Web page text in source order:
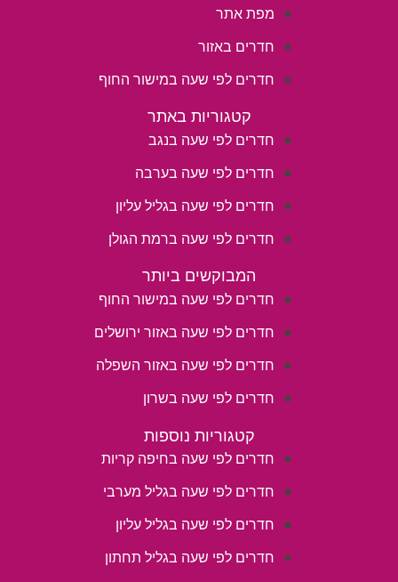
מפת אתר
חדרים באזור
חדרים לפי שעה במישור החוף
קטגוריות באתר
חדרים לפי שעה בנגב
חדרים לפי שעה בערבה
חדרים לפי שעה בגליל עליון
חדרים לפי שעה ברמת הגולן
המבוקשים ביותר
חדרים לפי שעה במישור החוף
חדרים לפי שעה באזור ירושלים
חדרים לפי שעה באזור השפלה
חדרים לפי שעה בשרון
קטגוריות נוספות
חדרים לפי שעה בחיפה קריות
חדרים לפי שעה בגליל מערבי
חדרים לפי שעה בגליל עליון
חדרים לפי שעה בגליל תחתון